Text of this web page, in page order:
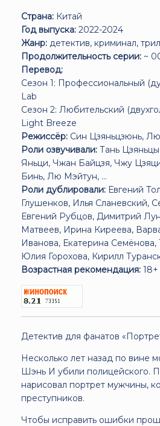
Страна: Китай
Год выпуска: 2022-2024
Жанр: детектив, криминал,
Продолжительность серии: ~
Перевод:
Сезон 1: Профессиональный
Lab
Сезон 2: Любительский
Light Breeze
Режиссёр: Син Цзяньцзюнь,
Роли озвучивали: Тань
Яньци, Чжан Байцзя, Чжу
Бинь, Лю Мэйтун, ...
Роли дублировали: Евгений
Глушенков, Илья Сланевский,
Евгений Рубцов, Димитрий
Матвеев, Ирина Киреева,
Иванова, Екатерина Семёнова,
Юлия Горохова, Кирилл
Возрастная рекомендация: 18+
Детектив для фанатов
Несколько лет назад по вине
Шэнь И убили полицейского.
нарисовал портрет мужчины,
преступников.
Чтобы исправить ошибки